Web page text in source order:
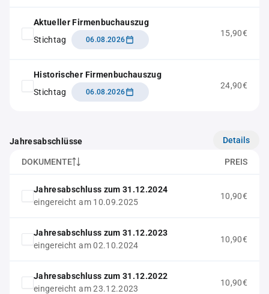
Aktueller Firmenbuchauszug
Stichtag
06.08.2026
15,90€
Historischer Firmenbuchauszug
Stichtag
06.08.2026
24,90€
Jahresabschlüsse Details
DOKUMENTE PREIS
Jahresabschluss zum 31.12.2024
eingereicht am 10.09.2025
10,90€
Jahresabschluss zum 31.12.2023
eingereicht am 02.10.2024
10,90€
Jahresabschluss zum 31.12.2022
eingereicht am 23.12.2023
10,90€